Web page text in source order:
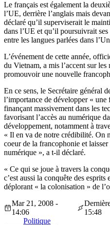
Le français est également la
l’UE, derrière l’anglais mais
déclaré qu’il superviserait le
dans l’UE et qu’il poursuivrait
entre les langues parlées dans
L’événement de cette année,
du Vietnam, a mis l’accent sur
promouvoir une nouvelle
En ce sens, le Secrétaire général
l’importance de développer «
finançant massivement dans les
favorisant l’accès au numérique
développement, notamment à
« Il en va de notre crédibilité. On
coeur de la francophonie et
numérique », a t-il déclaré.
« Ce qui se joue à travers la
c’est aussi la conquête des
déplorant « la colonisation » de
Mar 21, 2008 -
14:06
15:48
Politique